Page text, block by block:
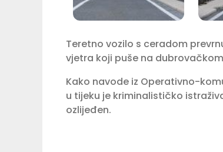
Teretno vozilo s ceradom
vjetra koji puše na
Kako navode iz Operativno-
u tijeku je kriminalističko
ozlijeđen.